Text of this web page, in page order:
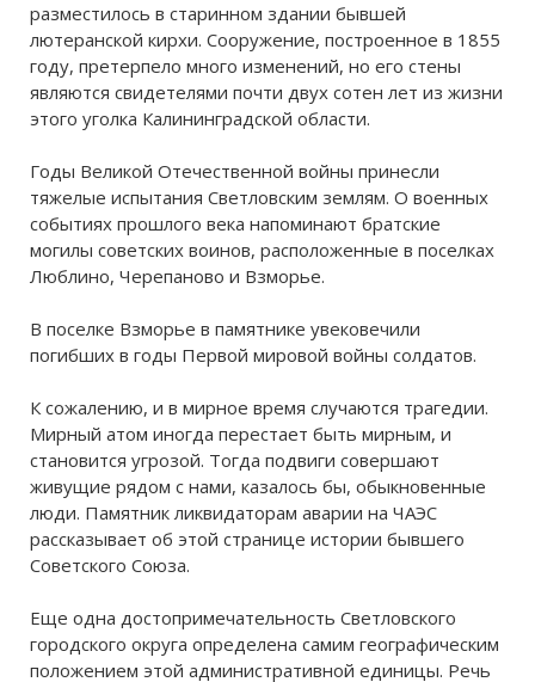
разместилось в старинном здании бывшей
лютеранской кирхи. Сооружение, построенное в 1855
году, претерпело много изменений, но его стены
являются свидетелями почти двух сотен лет из жизни
этого уголка Калининградской области.
Годы Великой Отечественной войны принесли
тяжелые испытания Светловским землям. О военных
событиях прошлого века напоминают братские
могилы советских воинов, расположенные в поселках
Люблино, Черепаново и Взморье.
В поселке Взморье в памятнике увековечили
погибших в годы Первой мировой войны солдатов.
К сожалению, и в мирное время случаются трагедии.
Мирный атом иногда перестает быть мирным, и
становится угрозой. Тогда подвиги совершают
живущие рядом с нами, казалось бы, обыкновенные
люди. Памятник ликвидаторам аварии на ЧАЭС
рассказывает об этой странице истории бывшего
Советского Союза.
Еще одна достопримечательность Светловского
городского округа определена самим географическим
положением этой административной единицы. Речь